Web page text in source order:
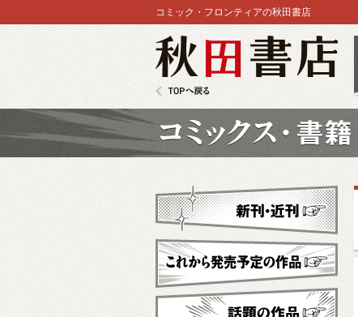
コミック・フロンティアの秋田書店
新刊・近刊
これから発売予定